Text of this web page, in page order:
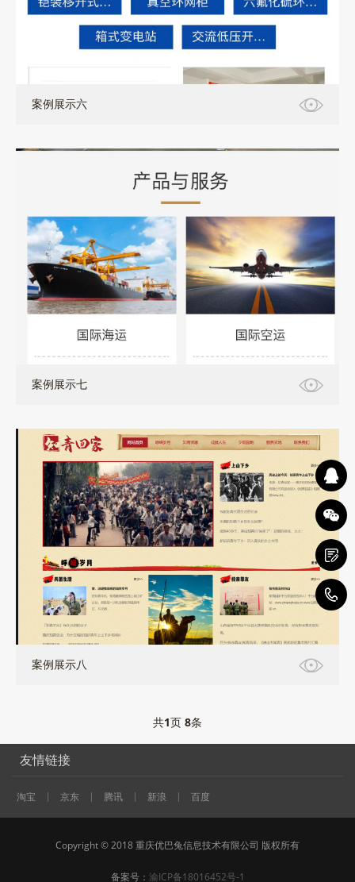
案例展示六
案例展示七
案例展示八
共1页 8条
友情链接
淘宝 京东 腾讯 新浪 百度
Copyright © 2018 重庆优巴兔信息技术有限公司 版权所有
备案号： 渝ICP备18016452号-1